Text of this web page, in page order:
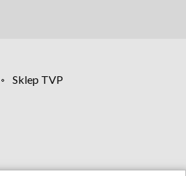
Sklep TVP